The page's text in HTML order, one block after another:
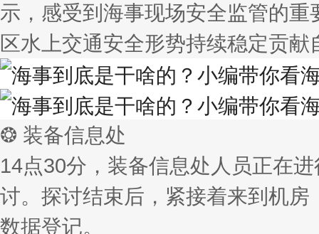
示，感受到海事现场安全监管的
区水上交通安全形势持续稳定贡
❂ 装备信息处
14点30分，装备信息处人员正在
讨。探讨结束后，紧接着来到机
数据登记。